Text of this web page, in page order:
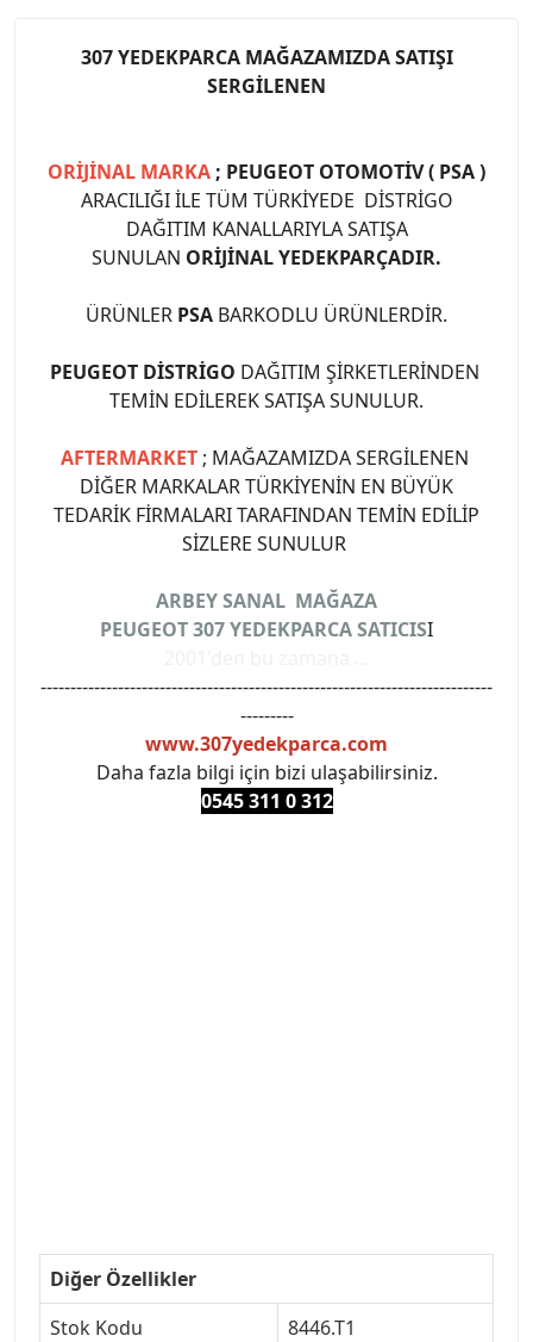
307 YEDEKPARCA MAĞAZAMIZDA SATIŞI
SERGİLENEN
ORİJİNAL MARKA ; PEUGEOT OTOMOTİV ( PSA )
ARACILIĞI İLE TÜM TÜRKİYEDE DİSTRİGO
DAĞITIM KANALLARIYLA SATIŞA
SUNULAN ORİJİNAL YEDEKPARÇADIR.
ÜRÜNLER PSA BARKODLU ÜRÜNLERDİR.
PEUGEOT DİSTRİGO DAĞITIM ŞİRKETLERİNDEN
TEMİN EDİLEREK SATIŞA SUNULUR.
AFTERMARKET ; MAĞAZAMIZDA SERGİLENEN
DİĞER MARKALAR TÜRKİYENİN EN BÜYÜK
TEDARİK FİRMALARI TARAFINDAN TEMİN EDİLİP
SİZLERE SUNULUR
ARBEY SANAL MAĞAZA
PEUGEOT 307 YEDEKPARCA SATICISI
----------------------------------------------------------------------------
---------
www.307yedekparca.com
Daha fazla bilgi için bizi ulaşabilirsiniz.
0545 311 0 312
Diğer Özellikler
Stok Kodu
8446.T1